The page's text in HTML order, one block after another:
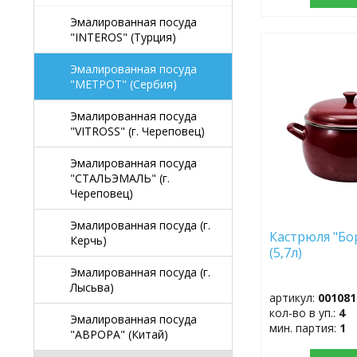
Эмалированная посуда
"INTEROS" (Турция)
Эмалированная посуда
"МЕТРОТ" (Сербия)
Эмалированная посуда
"VITROSS" (г. Череповец)
Эмалированная посуда
"СТАЛЬЭМАЛЬ" (г.
Череповец)
Эмалированная посуда (г.
Керчь)
Эмалированная посуда (г.
Лысьва)
Эмалированная посуда
"АВРОРА" (Китай)
Кастрюля
(5,7л)
артикул:
кол-во в уп.: 4
мин. партия: 1